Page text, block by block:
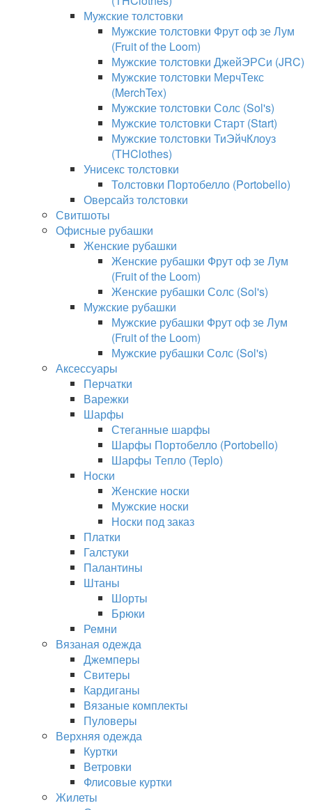
Мужские толстовки
Мужские толстовки Фрут оф зе Лум
(Fruit of the Loom)
Мужские толстовки ДжейЭРСи (JRC)
Мужские толстовки МерчТекс
(MerchTex)
Мужские толстовки Солс (Sol's)
Мужские толстовки Старт (Start)
Мужские толстовки ТиЭйчКлоуз
(THClothes)
Унисекс толстовки
Толстовки Портобелло (Portobello)
Оверсайз толстовки
Свитшоты
Офисные рубашки
Женские рубашки
Женские рубашки Фрут оф зе Лум
(Fruit of the Loom)
Женские рубашки Солс (Sol's)
Мужские рубашки
Мужские рубашки Фрут оф зе Лум
(Fruit of the Loom)
Мужские рубашки Солс (Sol's)
Аксессуары
Перчатки
Варежки
Шарфы
Стеганные шарфы
Шарфы Портобелло (Portobello)
Шарфы Тепло (Teplo)
Носки
Женские носки
Мужские носки
Носки под заказ
Платки
Галстуки
Палантины
Штаны
Шорты
Брюки
Ремни
Вязаная одежда
Джемперы
Свитеры
Кардиганы
Вязаные комплекты
Пуловеры
Верхняя одежда
Куртки
Ветровки
Флисовые куртки
Жилеты